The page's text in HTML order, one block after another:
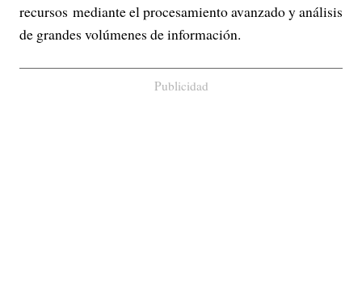
recursos mediante el procesamiento avanzado y análisis
de grandes volúmenes de información.
Publicidad